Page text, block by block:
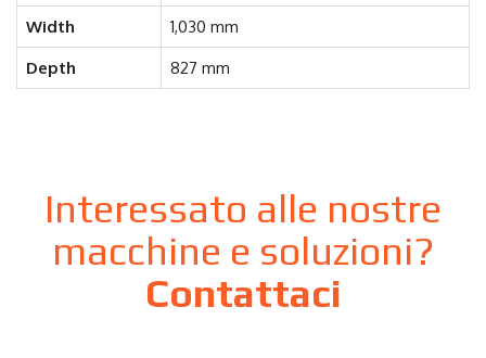
Width
1,030 mm
Depth
827 mm
Interessato alle nostre
macchine e soluzioni?
Contattaci